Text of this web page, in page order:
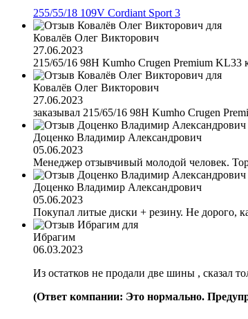
255/55/18 109V Cordiant Sport 3
Ковалёв Олег Викторович
27.06.2023
215/65/16 98H Kumho Crugen Premium KL33
Ковалёв Олег Викторович
27.06.2023
заказывал 215/65/16 98H Kumho Crugen
Доценко Владимир Александрович
05.06.2023
Менеджер отзывчивый молодой человек.
Доценко Владимир Александрович
05.06.2023
Покупал литые диски + резину. Не дорого,
Ибрагим
06.03.2023
Из остатков не продали две шины , сказал
(Ответ компании: Это нормально.